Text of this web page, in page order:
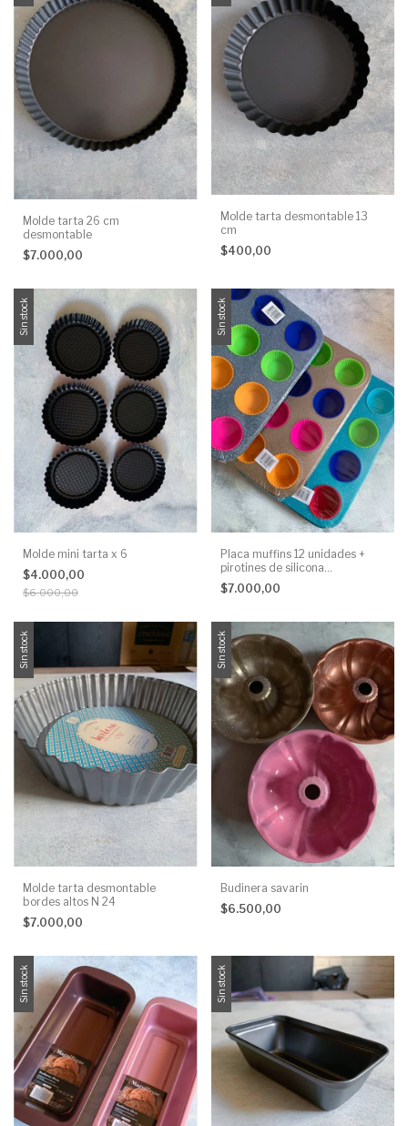
Molde tarta 26 cm
desmontable
$7.000,00
Molde tarta desmontable 13
cm
$400,00
Sin stock
Molde mini tarta x 6
$4.000,00
$6.000,00
Sin stock
Placa muffins 12 unidades +
pirotines de silicona
reutilizables
$7.000,00
Sin stock
Molde tarta desmontable
bordes altos N 24
$7.000,00
Sin stock
Budinera savarin
$6.500,00
Sin stock Sin stock